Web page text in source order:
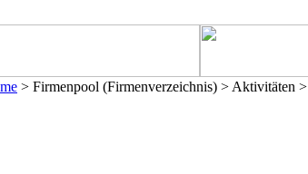
> Firmenpool (Firmenverzeichnis) > Aktivitäten